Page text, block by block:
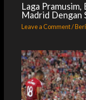
Laga
Madrid Dengan
Leave a Comment/